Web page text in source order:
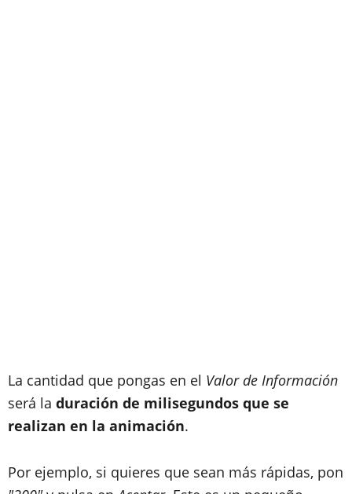
La cantidad que pongas en el Valor de Información
será la duración de milisegundos que se
realizan en la animación.
Por ejemplo, si quieres que sean más rápidas, pon